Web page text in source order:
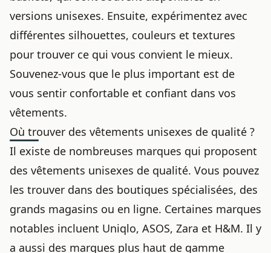
versions unisexes. Ensuite, expérimentez avec
différentes silhouettes, couleurs et textures
pour trouver ce qui vous convient le mieux.
Souvenez-vous que le plus important est de
vous sentir confortable et confiant dans vos
vêtements.
Où trouver des vêtements unisexes de qualité ?
Il existe de nombreuses marques qui proposent
des vêtements unisexes de qualité. Vous pouvez
les trouver dans des boutiques spécialisées, des
grands magasins ou en ligne. Certaines marques
notables incluent Uniqlo, ASOS, Zara et H&M. Il y
a aussi des marques plus haut de gamme